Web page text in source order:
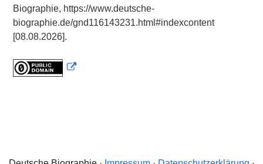
Biographie, https://www.deutsche-
biographie.de/gnd116143231.html#indexcontent
[08.08.2026].